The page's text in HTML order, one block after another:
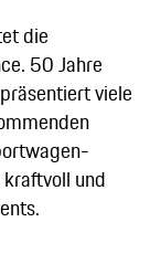
die
50 Jahre
viele
und